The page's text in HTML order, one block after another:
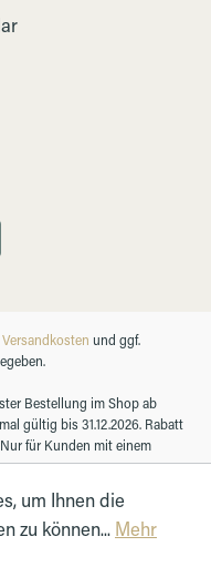
Versandkosten und ggf.
Bestellung im Shop ab
gültig bis 31.12.2026. Rabatt
für Kunden mit einem
um Ihnen die
zu können... Mehr